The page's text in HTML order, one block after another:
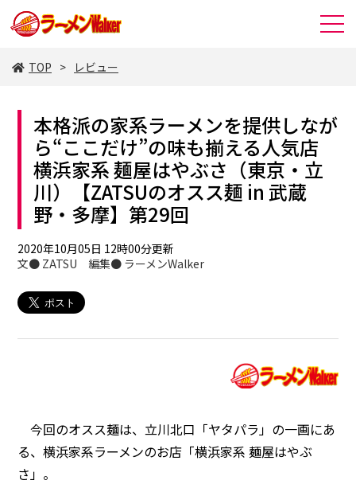
TOP レビュー
本格派の家系ラーメンを提供しなが
ら“ここだけ”の味も揃える人気店
横浜家系 麺屋はやぶさ（東京・立
川）【ZATSUのオスス麺 in 武蔵
野・多摩】第29回
2020年10月05日 12時00分更新
文● ZATSU 編集● ラーメンWalker
今回のオスス麺は、立川北口「ヤタパラ」の一画にあ
る、横浜家系ラーメンのお店「横浜家系 麺屋はやぶ
さ」。